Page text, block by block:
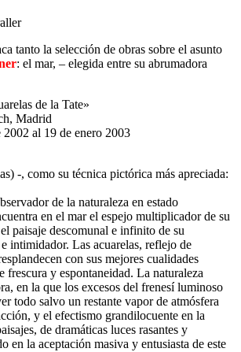
tanto la selección de obras sobre el asunto
: el mar, – elegida entre su abrumadora
de la Tate»
Madrid
al 19 de enero 2003
-, como su técnica pictórica más apreciada:
de la naturaleza en estado
en el mar el espejo multiplicador de su
paisaje descomunal e infinito de su
intimidador. Las acuarelas, reflejo de
con sus mejores cualidades
frescura y espontaneidad. La naturaleza
en la que los excesos del frenesí luminoso
todo salvo un restante vapor de atmósfera
y el efectismo grandilocuente en la
de dramáticas luces rasantes y
en la aceptación masiva y entusiasta de este